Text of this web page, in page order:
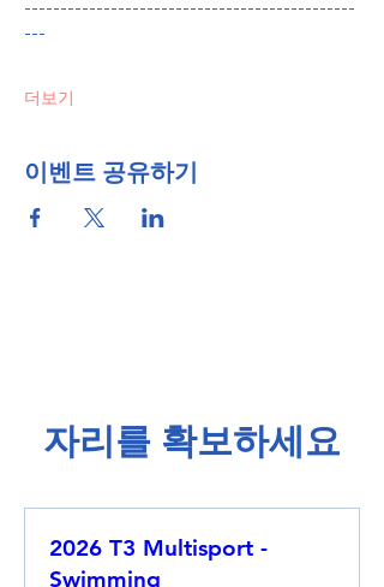
----------------------------------------------
---
더보기
이벤트 공유하기
​자리를 확보하세요​
2026 T3 Multisport -
Swimming